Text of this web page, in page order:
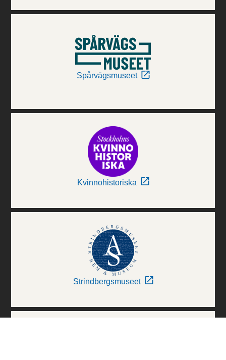
Spårvägsmuseet
Kvinnohistoriska
Strindbergsmuseet